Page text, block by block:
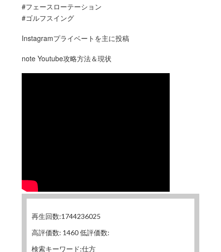
#フェースローテーション
#ゴルフスイング
Instagramプライベートを主に投稿
note Youtube攻略方法＆現状
再生回数:1744236025
高評価数: 1460 低評価数:
検索キーワード:仕方